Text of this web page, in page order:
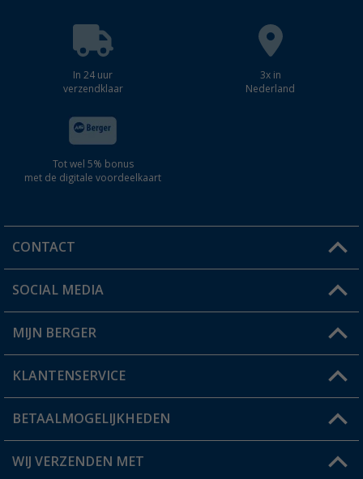
In 24 uur
verzendklaar
3x in
Nederland
Tot wel 5% bonus
met de digitale voordeelkaart
CONTACT
Een vraag?
Winkel vinden
SOCIAL MEDIA
MIJN BERGER
Mijn account
Status bestelling
KLANTENSERVICE
FAQ & Contact
Verzendinformatie
BETAALMOGELIJKHEDEN
WIJ VERZENDEN MET